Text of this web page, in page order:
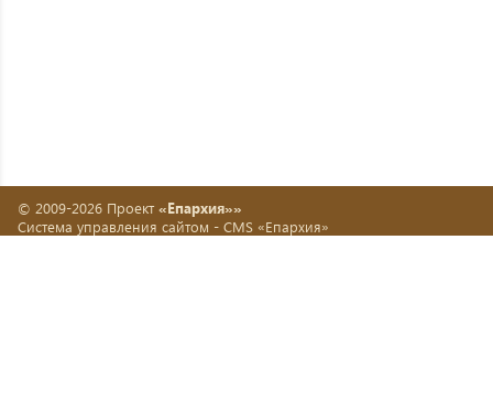
© 2009-2026 Проект «Епархия»»
Система управления сайтом - CMS «Епархия»